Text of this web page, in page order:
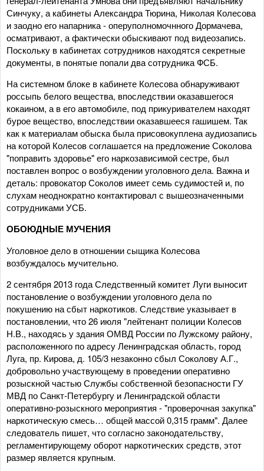
Синчуку, а кабинеты Александра Тюрина, Николая Колесова
и заодно его напарника - оперуполномочнного Дормачева,
осматривают, а фактически обыскивают под видеозапись.
Поскольку в кабинетах сотрудников находятся секретные
документы, в понятые попали два сотрудника ФСБ.
На системном блоке в кабинете Колесова обнаруживают
россыпь белого вещества, впоследствии оказавшегося
кокаином, а в его автомобиле, под прикуривателем находят
бурое вещество, впоследствии оказавшееся гашишем. Так
как к материалам обыска была присовокуплена аудиозапись
на которой Колесов соглашается на предложение Соколова
"поправить здоровье" его наркозависимой сестре, был
поставлен вопрос о возбуждении уголовного дела. Важна и
деталь: провокатор Соколов имеет семь судимостей и, по
слухам неоднократно контактировал с вышеозначенными
сотрудниками УСБ.
ОБОЮДНЫЕ МУЧЕНИЯ
Уголовное дело в отношении сыщика Колесова
возбуждалось мучительно.
2 сентября 2013 года Следственный комитет Луги выносит
постановление о возбуждении уголовного дела по
покушению на сбыт наркотиков. Следствие указывает в
постановлении, что 26 июля "лейтенант полиции Колесов
Н.В., находясь у здания ОМВД России по Лужскому району,
расположенного по адресу Ленинградская область, город
Луга, пр. Кирова, д. 105/3 незаконно сбыл Соколову А.Г.,
добровольно участвующему в проведении оперативно
розыскной частью Службы собственной безопасности ГУ
МВД по Санкт-Петербургу и Ленинградской области
оперативно-розыскного мероприятия - "проверочная закупка"
наркотическую смесь… общей массой 0,315 грамм". Далее
следователь пишет, что согласно законодательству,
регламентирующему оборот наркотических средств, этот
размер является крупным.